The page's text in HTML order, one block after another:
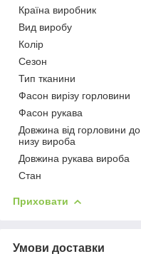
Країна виробник
Вид виробу
Колір
Сезон
Тип тканини
Фасон вирізу горловини
Фасон рукава
Довжина від горловини до
низу вироба
Довжина рукава вироба
Стан
Приховати
Умови доставки